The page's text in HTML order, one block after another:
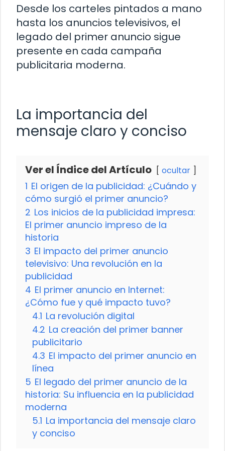
Desde los carteles pintados a mano
hasta los anuncios televisivos, el
legado del primer anuncio sigue
presente en cada campaña
publicitaria moderna.
La importancia del
mensaje claro y conciso
Ver el Índice del Artículo ocultar
1 El origen de la publicidad: ¿Cuándo y
cómo surgió el primer anuncio?
2 Los inicios de la publicidad impresa:
El primer anuncio impreso de la
historia
3 El impacto del primer anuncio
televisivo: Una revolución en la
publicidad
4 El primer anuncio en Internet:
¿Cómo fue y qué impacto tuvo?
4.1 La revolución digital
4.2 La creación del primer banner
publicitario
4.3 El impacto del primer anuncio en
línea
5 El legado del primer anuncio de la
historia: Su influencia en la publicidad
moderna
5.1 La importancia del mensaje claro
y conciso